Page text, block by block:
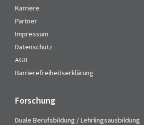
Karriere
Partner
Impressum
Datenschutz
AGB
Barrierefreiheitserklärung
Forschung
Duale Berufsbildung / Lehrlingsausbildung